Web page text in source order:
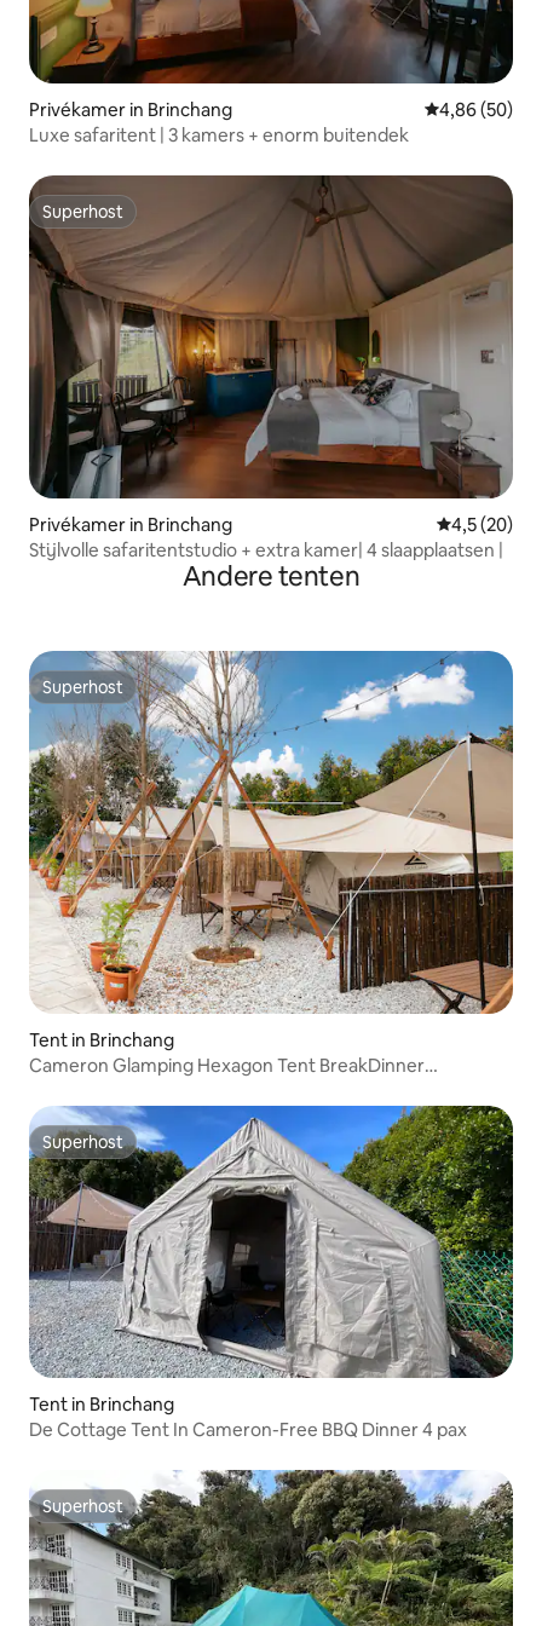
Privékamer in Brinchang Gemiddelde
4,86 (50)
Luxe safaritent | 3 kamers + enorm buitendek
Superhost
Superhost
Privékamer in Brinchang
4,5 (20)
Stijlvolle safaritentstudio + extra kamer| 4 slaapplaatsen |
Andere tenten
Superhost
Superhost
Tent in Brinchang
Cameron Glamping Hexagon Tent BreakDinner
Superhost
Superhost
Tent in Brinchang
De Cottage Tent In Cameron-Free BBQ Dinner 4 pax
Superhost
Superhost